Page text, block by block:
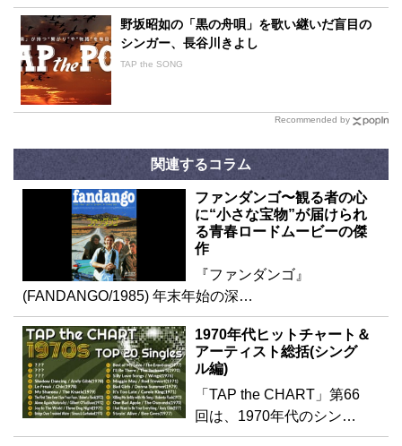
野坂昭如の「黒の舟唄」を歌い継いだ盲目の
シンガー、長谷川きよし
TAP the SONG
Recommended by
関連するコラム
ファンダンゴ〜観る者の心
に“小さな宝物”が届けられ
る青春ロードムービーの傑
作
『ファンダンゴ』
(FANDANGO/1985) 年末年始の深…
1970年代ヒットチャート＆
アーティスト総括(シング
ル編)
「TAP the CHART」第66
回は、1970年代のシン…